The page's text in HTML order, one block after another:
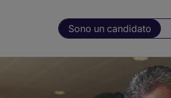
Sono un candidato